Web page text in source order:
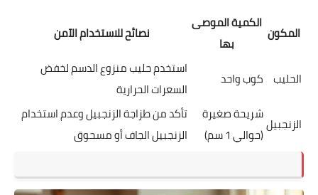
المكون
الكمية الموصى
بها
نصائح للاستخدام الآمن
الحليب كوب واحد
استخدم حليب منزوع الدسم لخفض
السعرات الحرارية
الزنجبيل
شريحة صغيرة
(حوالي 1 سم)
تأكد من طزاجة الزنجبيل وعدم استخدام
الزنجبيل الجاف أو مسحوق